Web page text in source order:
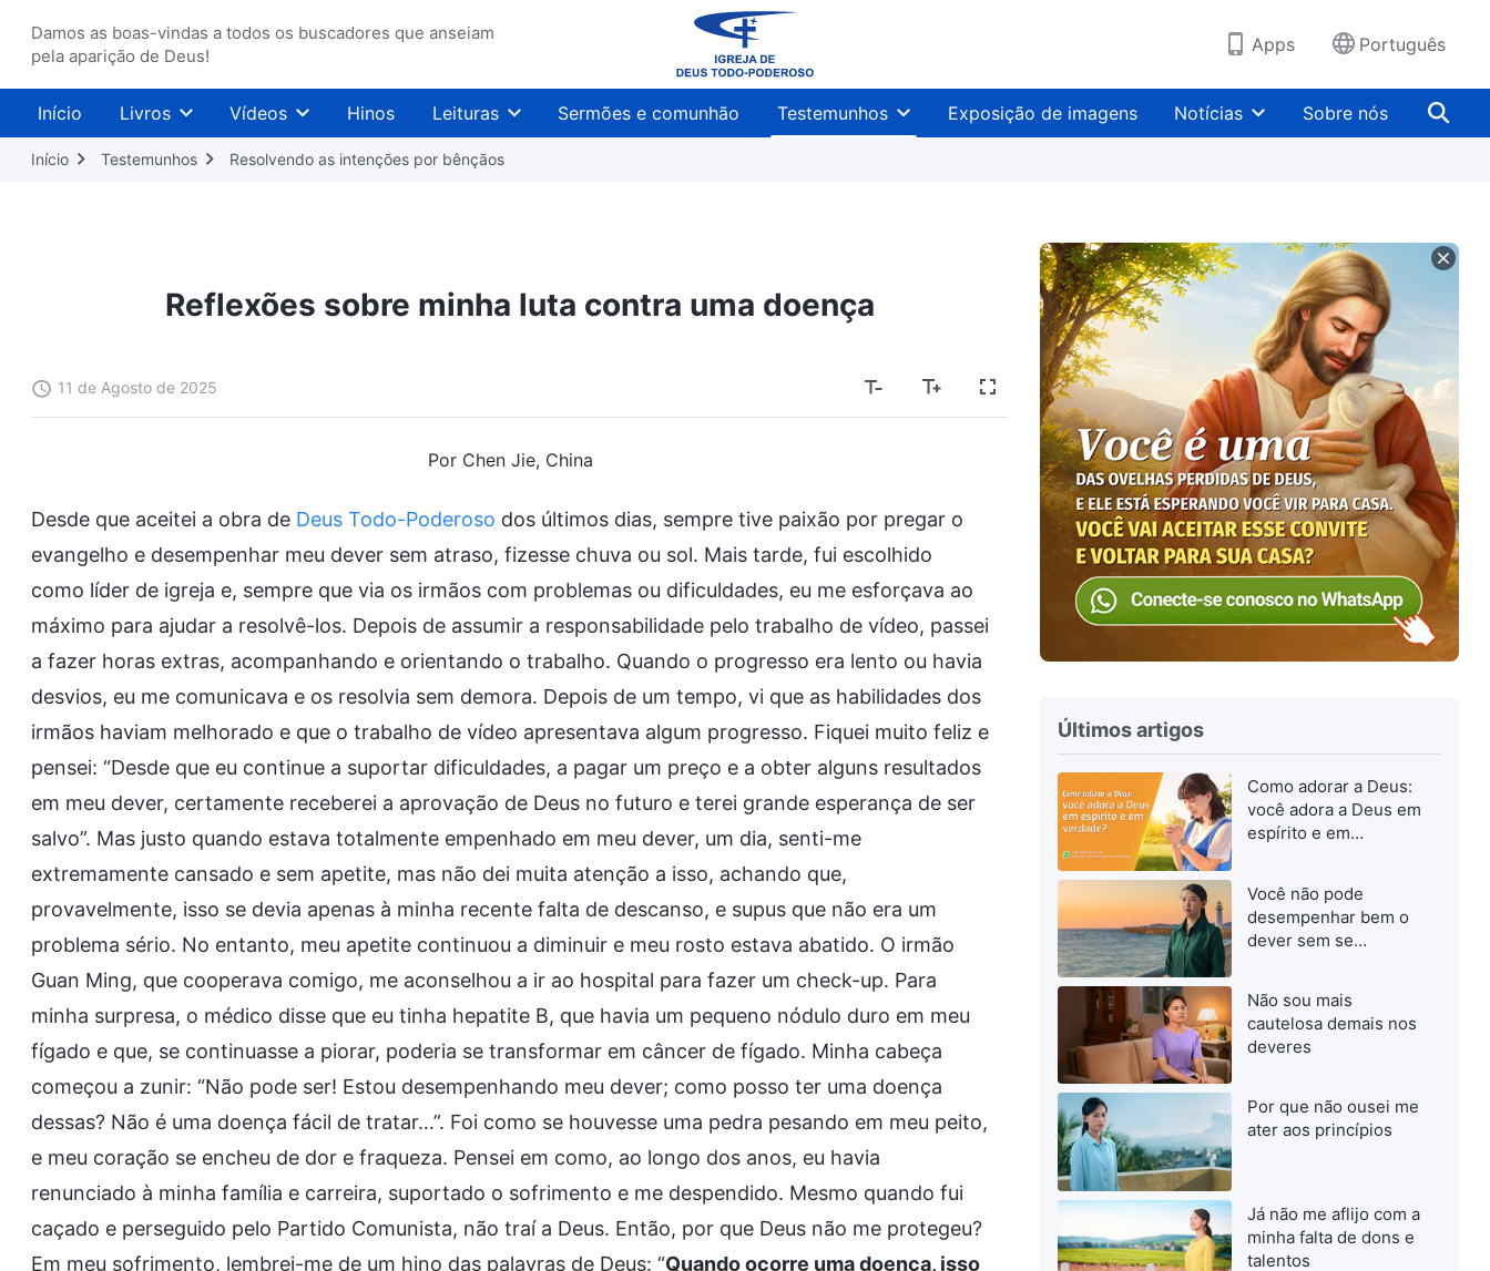
Damos as boas-vindas a todos os buscadores que anseiam
pela aparição de Deus!
Apps Português
Início Livros Vídeos Hinos Leituras Sermões e comunhão Testemunhos Exposição de imagens Notícias Sobre nós
Início Testemunhos Resolvendo as intenções por bênçãos
Reflexões sobre minha luta contra uma doença
11 de Agosto de 2025
Por Chen Jie, China
Desde que aceitei a obra de Deus Todo-Poderoso dos últimos dias, sempre tive paixão por pregar o
evangelho e desempenhar meu dever sem atraso, fizesse chuva ou sol. Mais tarde, fui escolhido
como líder de igreja e, sempre que via os irmãos com problemas ou dificuldades, eu me esforçava ao
máximo para ajudar a resolvê-los. Depois de assumir a responsabilidade pelo trabalho de vídeo, passei
a fazer horas extras, acompanhando e orientando o trabalho. Quando o progresso era lento ou havia
desvios, eu me comunicava e os resolvia sem demora. Depois de um tempo, vi que as habilidades dos
irmãos haviam melhorado e que o trabalho de vídeo apresentava algum progresso. Fiquei muito feliz e
pensei: “Desde que eu continue a suportar dificuldades, a pagar um preço e a obter alguns resultados
em meu dever, certamente receberei a aprovação de Deus no futuro e terei grande esperança de ser
salvo”. Mas justo quando estava totalmente empenhado em meu dever, um dia, senti-me
extremamente cansado e sem apetite, mas não dei muita atenção a isso, achando que,
provavelmente, isso se devia apenas à minha recente falta de descanso, e supus que não era um
problema sério. No entanto, meu apetite continuou a diminuir e meu rosto estava abatido. O irmão
Guan Ming, que cooperava comigo, me aconselhou a ir ao hospital para fazer um check-up. Para
minha surpresa, o médico disse que eu tinha hepatite B, que havia um pequeno nódulo duro em meu
fígado e que, se continuasse a piorar, poderia se transformar em câncer de fígado. Minha cabeça
começou a zunir: “Não pode ser! Estou desempenhando meu dever; como posso ter uma doença
dessas? Não é uma doença fácil de tratar…”. Foi como se houvesse uma pedra pesando em meu peito,
e meu coração se encheu de dor e fraqueza. Pensei em como, ao longo dos anos, eu havia
renunciado à minha família e carreira, suportado o sofrimento e me despendido. Mesmo quando fui
caçado e perseguido pelo Partido Comunista, não traí a Deus. Então, por que Deus não me protegeu?
Em meu sofrimento, lembrei-me de um hino das palavras de Deus: “Quando ocorre uma doença, isso
Últimos artigos
Como adorar a Deus:
você adora a Deus em
espírito e em
Você não pode
desempenhar bem o
dever sem se
Não sou mais
cautelosa demais nos
deveres
Por que não ousei me
ater aos princípios
Já não me aflijo com a
minha falta de dons e
talentos